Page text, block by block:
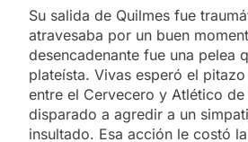
Su salida de Quilmes fue
atravesaba por un buen
desencadenante fue una pelea
plateísta. Vivas esperó el
entre el Cervecero y Atlético
disparado a agredir a un
insultado. Esa acción le costó